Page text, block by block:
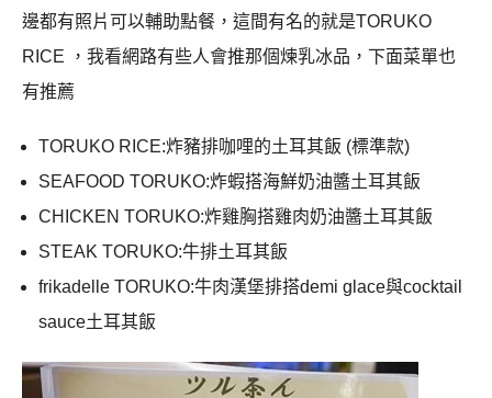
邊都有照片可以輔助點餐，這間有名的就是TORUKO
RICE ，我看網路有些人會推那個煉乳冰品，下面菜單也
有推薦
TORUKO RICE:炸豬排咖哩的土耳其飯 (標準款)
SEAFOOD TORUKO:炸蝦搭海鮮奶油醬土耳其飯
CHICKEN TORUKO:炸雞胸搭雞肉奶油醬土耳其飯
STEAK TORUKO:牛排土耳其飯
frikadelle TORUKO:牛肉漢堡排搭demi glace與cocktail
sauce土耳其飯